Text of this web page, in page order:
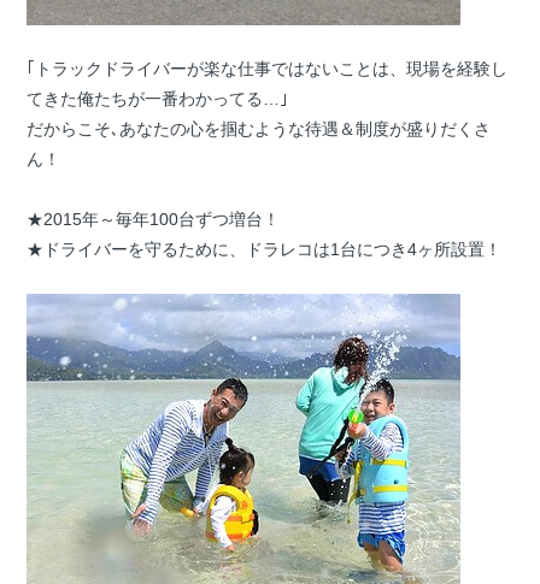
｢トラックドライバーが楽な仕事ではないことは、現場を経験し
てきた俺たちが一番わかってる…｣
だからこそ､あなたの心を掴むような待遇＆制度が盛りだくさ
ん！
★2015年～毎年100台ずつ増台！
★ドライバーを守るために、ドラレコは1台につき4ヶ所設置！